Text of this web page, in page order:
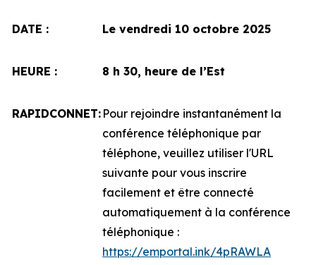
DATE : Le vendredi 10 octobre 2025
HEURE : 8 h 30, heure de l’Est
RAPIDCONNET: Pour rejoindre instantanément la
conférence téléphonique par
téléphone, veuillez utiliser l'URL
suivante pour vous inscrire
facilement et être connecté
automatiquement à la conférence
téléphonique :
https://emportal.ink/4pRAWLA